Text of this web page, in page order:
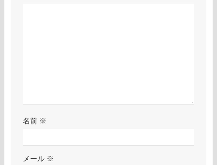
名前 ※
メール ※